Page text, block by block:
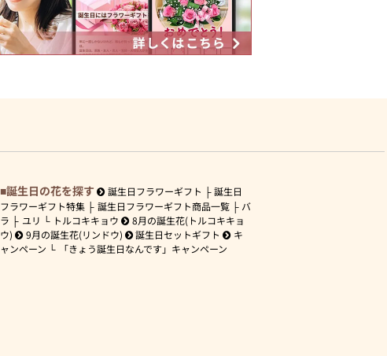
誕生日の花を探す 誕生日フラワーギフト
誕生日
フラワーギフト特集
誕生日フラワーギフト商品一覧
バ
ラ
ユリ トルコキキョウ
8月の誕生花(トルコキキョ
ウ)
9月の誕生花(リンドウ) 誕生日セットギフト
キ
ャンペーン
「きょう誕生日なんです」キャンペーン